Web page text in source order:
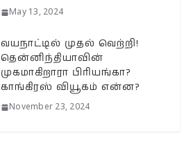
May 13, 2024
வயநாட்டில் முதல் வெற்றி!
தென்னிந்தியாவின்
முகமாகிறாரா பிரியங்கா?
காங்கிரஸ் வியூகம் என்ன?
November 23, 2024